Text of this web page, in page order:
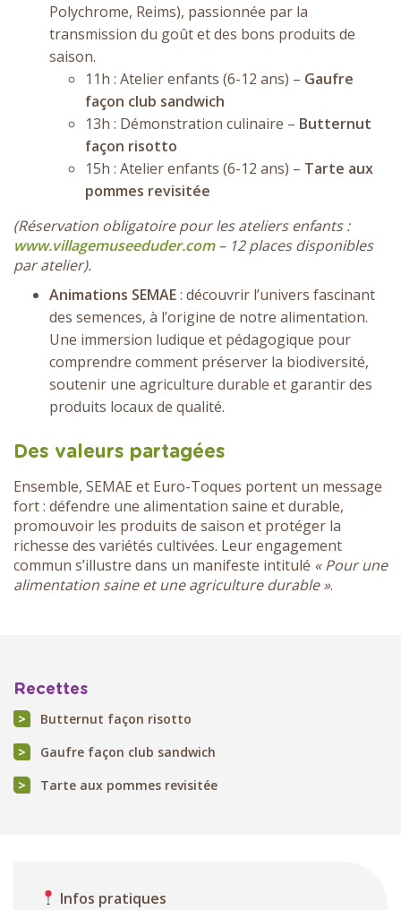
Polychrome, Reims), passionnée par la
transmission du goût et des bons produits de
saison.
11h : Atelier enfants (6-12 ans) – Gaufre
façon club sandwich
13h : Démonstration culinaire – Butternut
façon risotto
15h : Atelier enfants (6-12 ans) – Tarte aux
pommes revisitée
(Réservation obligatoire pour les ateliers enfants :
www.villagemuseeduder.com– 12 places disponibles
par atelier).
Animations SEMAE: découvrir l’univers fascinant
des semences, à l’origine de notre alimentation.
Une immersion ludique et pédagogique pour
comprendre comment préserver la biodiversité,
soutenir une agriculture durable et garantir des
produits locaux de qualité.
Des valeurs partagées
Ensemble, SEMAE et Euro-Toques portent un message
fort : défendre une alimentation saine et durable,
promouvoir les produits de saison et protéger la
richesse des variétés cultivées. Leur engagement
commun s’illustre dans un manifeste intitulé « Pour une
alimentation saine et une agriculture durable ».
Recettes
Butternut façon risotto
Gaufre façon club sandwich
Tarte aux pommes revisitée
Infos pratiques